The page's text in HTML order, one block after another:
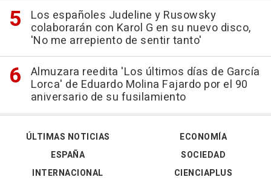
Los españoles Judeline y Rusowsky
colaborarán con Karol G en su nuevo disco,
'No me arrepiento de sentir tanto'
Almuzara reedita 'Los últimos días de García
Lorca' de Eduardo Molina Fajardo por el 90
aniversario de su fusilamiento
ÚLTIMAS NOTICIAS
ESPAÑA
INTERNACIONAL
ECONOMÍA
SOCIEDAD
CIENCIAPLUS